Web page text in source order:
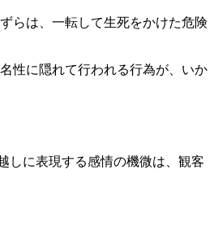
らは、一転して生死をかけた危険
性に隠れて行われる行為が、いか
しに表現する感情の機微は、観客